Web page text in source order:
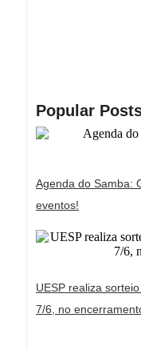
Popular
Agenda do Samba:
eventos!
UESP realiza
7/6, no